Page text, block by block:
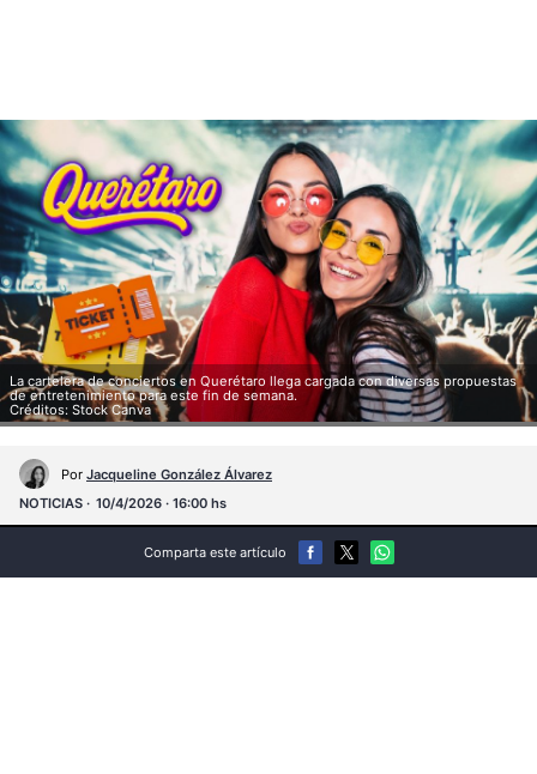
La cartelera de conciertos en Querétaro llega cargada con diversas propuestas
de entretenimiento para este fin de semana.
Créditos: Stock Canva
Por Jacqueline González Álvarez
NOTICIAS
10/4/2026 · 16:00 hs
Comparta este artículo